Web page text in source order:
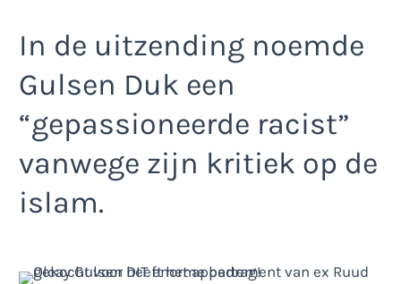
In de uitzending noemde
Gulsen Duk een
“gepassioneerde racist”
vanwege zijn kritiek op de
islam.